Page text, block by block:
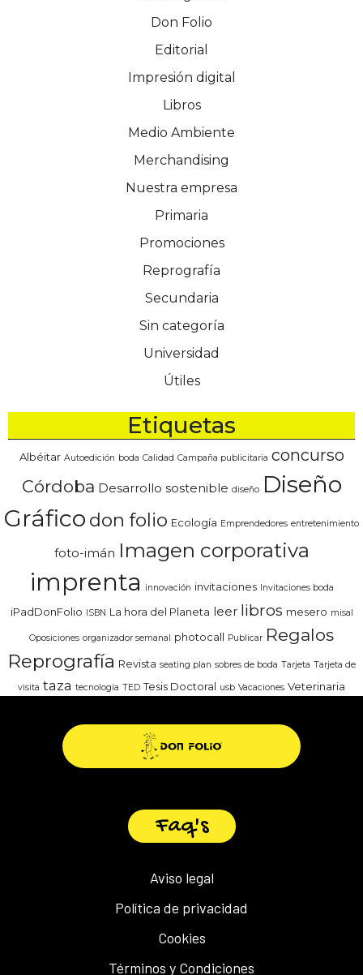
Don Folio
Editorial
Impresión digital
Libros
Medio Ambiente
Merchandising
Nuestra empresa
Primaria
Promociones
Reprografía
Secundaria
Sin categoría
Universidad
Útiles
Etiquetas
Albéitar Autoedición boda Calidad Campaña publicitaria concurso
Córdoba Desarrollo sostenible diseño Diseño
Gráfico don folio Ecología Emprendedores entretenimiento
foto-imán Imagen corporativa
imprenta innovación invitaciones Invitaciones boda
iPadDonFolio ISBN La hora del Planeta leer libros mesero misal
Oposiciones organizador semanal photocall Publicar Regalos
Reprografía Revista seating plan sobres de boda Tarjeta Tarjeta de
visita taza tecnología TED Tesis Doctoral usb Vacaciones Veterinaria
Faq's
Aviso legal
Política de privacidad
Cookies
Términos y Condiciones